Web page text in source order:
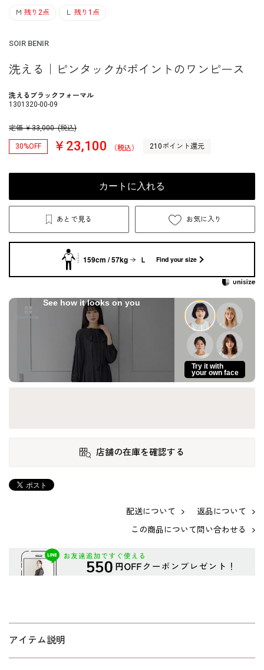
Ｍ 残り2点 Ｌ 残り1点
SOIR BENIR
洗える｜ピンタックがポイントのワンピース
洗えるブラックフォーマル
1301320-00-09
定価 ￥33,000 (税込)
30%OFF ￥23,100 （税込） 210ポイント還元
カートに入れる
あとで見る お気に入り
159cm / 57kg Ｌ Find your size
See how it looks on you
Try it with
your own face
店舗の在庫を確認する
配送について
返品について
この商品について問い合わせる
アイテム説明